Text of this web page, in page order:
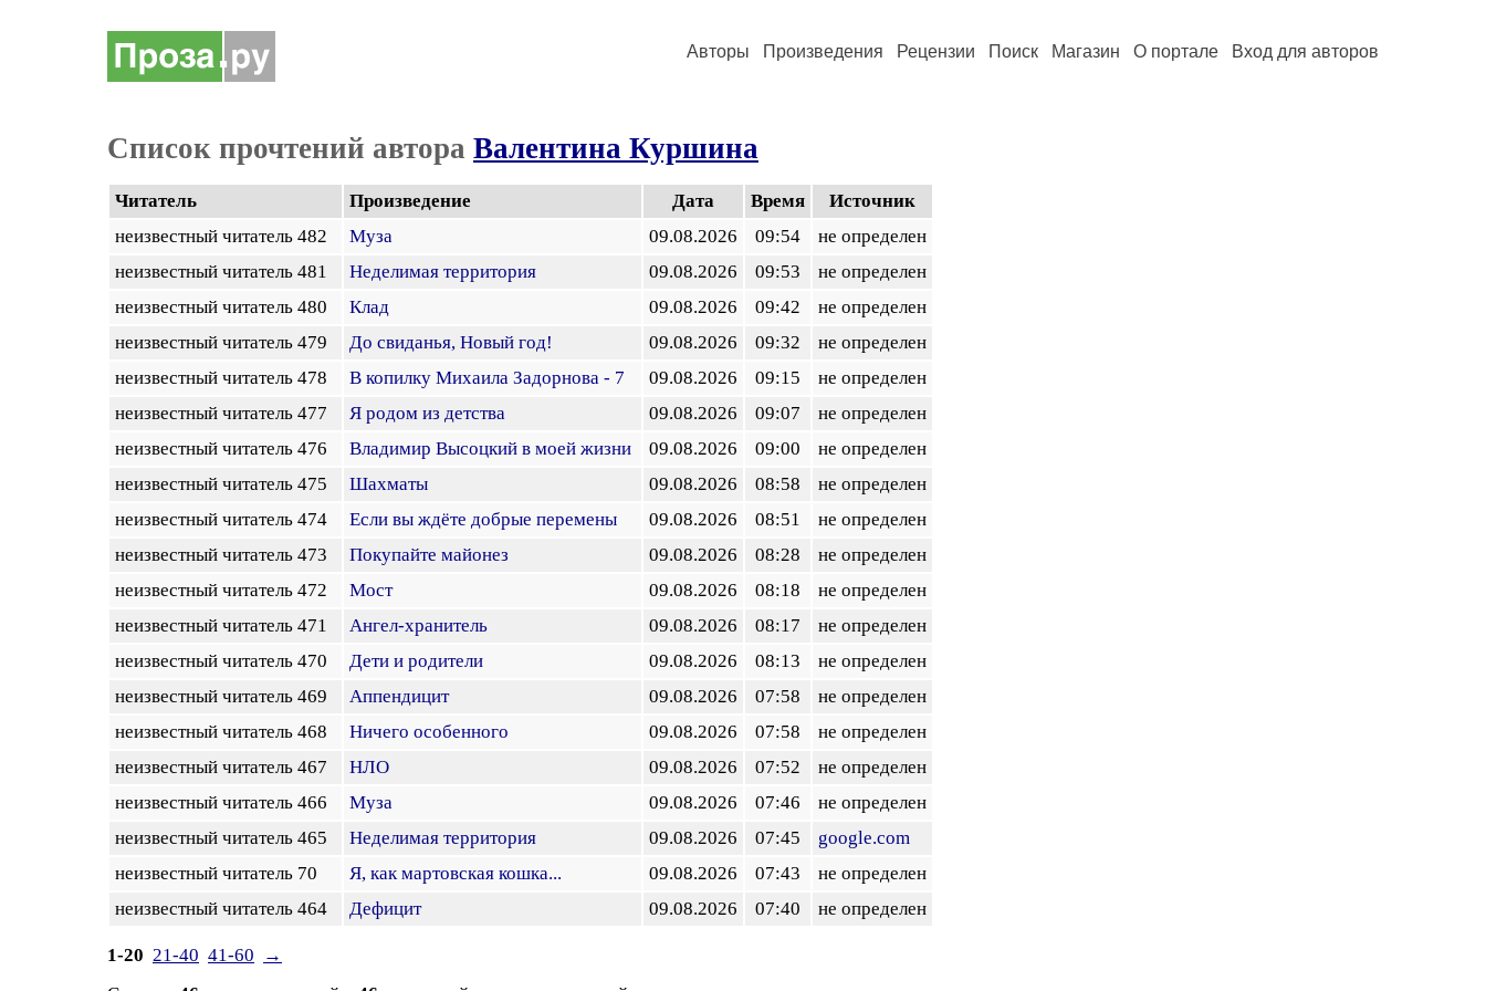
Авторы Произведения Рецензии Поиск Магазин О портале Вход для авторов
Список прочтений автора Валентина Куршина
Читатель Произведение Дата Время
Источник
неизвестный читатель 482
Муза 09.08.2026 09:54
не определен
неизвестный читатель 481
Неделимая территория 09.08.2026 09:53
не определен
неизвестный читатель 480
Клад 09.08.2026 09:42
не определен
неизвестный читатель 479
До свиданья, Новый год! 09.08.2026 09:32
не определен
неизвестный читатель 478
В копилку Михаила Задорнова - 7 09.08.2026 09:15
не определен
неизвестный читатель 477
Я родом из детства 09.08.2026 09:07
не определен
неизвестный читатель 476
Владимир Высоцкий в моей жизни 09.08.2026 09:00
не определен
неизвестный читатель 475
Шахматы 09.08.2026 08:58
не определен
неизвестный читатель 474
Если вы ждёте добрые перемены 09.08.2026 08:51
не определен
неизвестный читатель 473
Покупайте майонез 09.08.2026 08:28
не определен
неизвестный читатель 472
Мост 09.08.2026 08:18
не определен
неизвестный читатель 471
Ангел-хранитель 09.08.2026 08:17
не определен
неизвестный читатель 470
Дети и родители 09.08.2026 08:13
не определен
неизвестный читатель 469
Аппендицит 09.08.2026 07:58
не определен
неизвестный читатель 468
Ничего особенного 09.08.2026 07:58
не определен
неизвестный читатель 467
НЛО 09.08.2026 07:52
не определен
неизвестный читатель 466
Муза 09.08.2026 07:46
не определен
неизвестный читатель 465
Неделимая территория 09.08.2026 07:45
google.com
неизвестный читатель 70
Я, как мартовская кошка... 09.08.2026 07:43
не определен
неизвестный читатель 464
Дефицит 09.08.2026 07:40 не определен
1-20 21-40 41-60
→